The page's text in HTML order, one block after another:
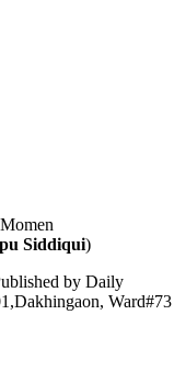
Siddiqui)
by Daily
Ward#73